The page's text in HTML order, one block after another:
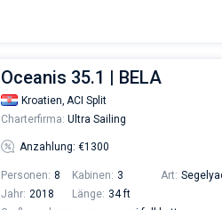
Oceanis 35.1 | BELA
Kroatien, ACI Split
Charterfirma: Ultra Sailing
Anzahlung: €1300
Personen: 8 Kabinen: 3 Art:
Jahr: 2018 Länge: 34 ft